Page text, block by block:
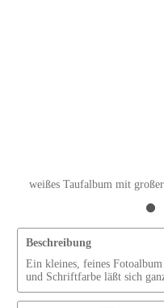
weißes Taufalbum mit
Beschreibung
Ein kleines, feines
und Schriftfarbe läßt sich